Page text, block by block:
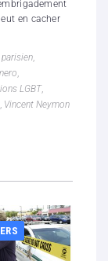
en cacher
parisien
LGBT,
Vincent Neymon